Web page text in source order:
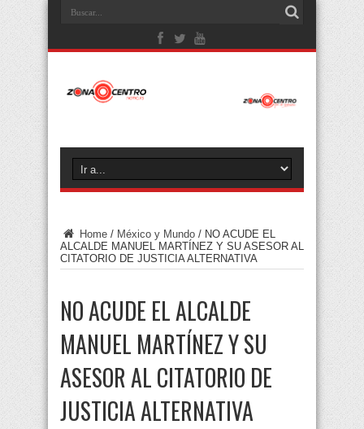
Home / México y Mundo / NO ACUDE EL
ALCALDE MANUEL MARTÍNEZ Y SU ASESOR AL
CITATORIO DE JUSTICIA ALTERNATIVA
NO ACUDE EL ALCALDE
MANUEL MARTÍNEZ Y SU
ASESOR AL CITATORIO DE
JUSTICIA ALTERNATIVA